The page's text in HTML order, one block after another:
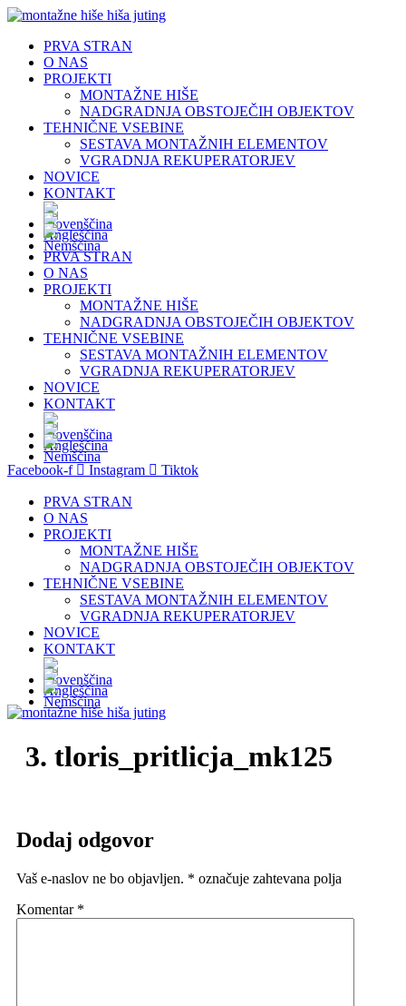
Skip
contentPRVA STRAN
O NAS
PROJEKTI
MONTAŽNE HIŠE
NADGRADNJA OBSTOJEČIH OBJEKTOV
TEHNIČNE VSEBINE
SESTAVA MONTAŽNIH ELEMENTOV
VGRADNJA REKUPERATORJEV
NOVICE
KONTAKT
PRVA STRAN
O NAS
PROJEKTI
MONTAŽNE HIŠE
NADGRADNJA OBSTOJEČIH OBJEKTOV
TEHNIČNE VSEBINE
SESTAVA MONTAŽNIH ELEMENTOV
VGRADNJA REKUPERATORJEV
NOVICE
KONTAKT
Facebook-f Instagram Tiktok
PRVA STRAN
O NAS
PROJEKTI
MONTAŽNE HIŠE
NADGRADNJA OBSTOJEČIH OBJEKTOV
TEHNIČNE VSEBINE
SESTAVA MONTAŽNIH ELEMENTOV
VGRADNJA REKUPERATORJEV
NOVICE
KONTAKT
3. tloris_pritlicja_mk125
Dodaj odgovor
Vaš e-naslov ne bo objavljen. * označuje zahtevana polja
Komentar *